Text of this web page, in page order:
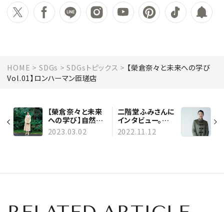
HOME SDGs SDGsトピックス
【榮倉奈々と未来への学び
Vol.01】ロンハーマン匝瑳店
【榮倉奈々と未来
への学び】自然と
向き合う家、鶴岡
邸を訪ねる
2023.03.02
二階堂ふみさんに
インタビュー。サス
テイナブルなファ
ッションブランド
は？
2022.11.12